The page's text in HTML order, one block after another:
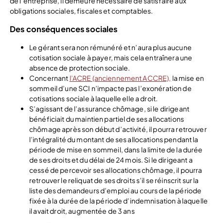
obligations sociales, fiscales et comptables.
Des conséquences sociales
Le gérant sera non rémunéré et n’aura plus aucune
cotisation sociale à payer, mais cela entraînera une
absence de protection sociale.
Concernant l’ACRE (anciennement ACCRE), la mise en
sommeil d’une SCI n’impacte pas l’exonération de
cotisations sociale à laquelle elle a droit.
S’agissant de l’assurance chômage, si le dirigeant
bénéficiait du maintien partiel de ses allocations
chômage après son début d’activité, il pourra retrouver
l’intégralité du montant de ses allocations pendant la
période de mise en sommeil, dans la limite de la durée
de ses droits et du délai de 24 mois. Si le dirigeant a
cessé de percevoir ses allocations chômage, il pourra
retrouver le reliquat de ses droits s’il se réinscrit sur la
liste des demandeurs d’emploi au cours de la période
fixée à la durée de la période d’indemnisation à laquelle
il avait droit, augmentée de 3 ans